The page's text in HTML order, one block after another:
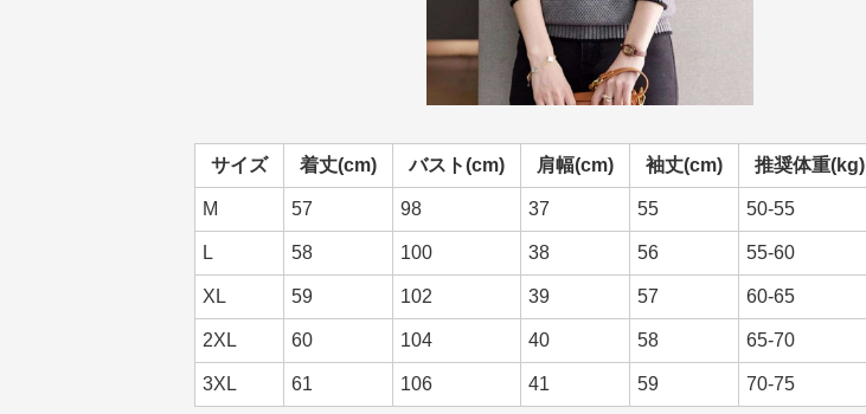
サイズ 着丈(cm) バスト(cm) 肩幅(cm) 袖丈(cm) 推奨体重(kg)
M 57 98 37 55 50-55
L 58 100 38 56 55-60
XL 59 102 39 57 60-65
2XL 60 104 40 58 65-70
3XL 61 106 41 59 70-75